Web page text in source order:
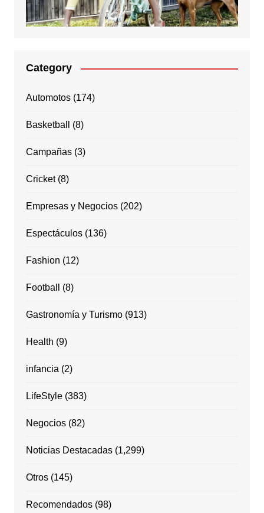
Category
Automotos(174)
Basketball (8)
Campañas(3)
Cricket(8)
Empresas y Negocios(202)
Espectáculos(136)
Fashion (12)
Football (8)
Gastronomía y Turismo(913)
Health (9)
infancia (2)
LifeStyle(383)
Negocios(82)
Noticias Destacadas(1,299)
Otros(145)
Recomendados(98)